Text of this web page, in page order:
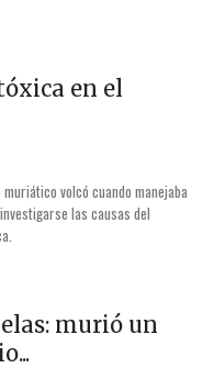
en el
volcó cuando manejaba
las causas del
murió un